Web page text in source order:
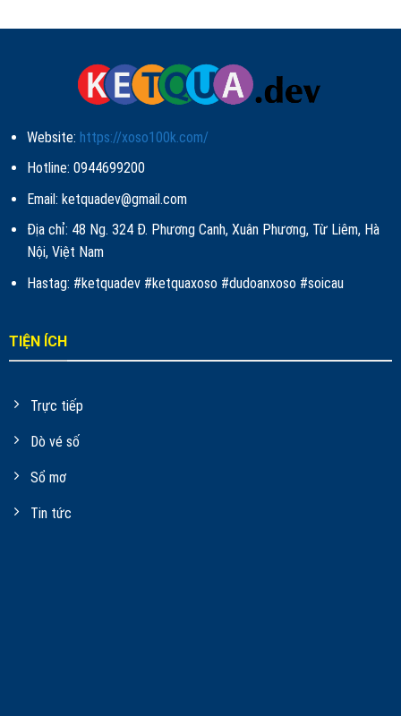
Website:https://xoso100k.com/
Hotline: 0944699200
Email:ketquadev@gmail.com
Địa chỉ: 48 Ng. 324 Đ. Phương Canh, Xuân Phương, Từ Liêm, Hà
Nội, Việt Nam
Hastag: #ketquadev #ketquaxoso #dudoanxoso #soicau
TIỆN ÍCH
Trực tiếp
Dò vé số
Sổ mơ
Tin tức